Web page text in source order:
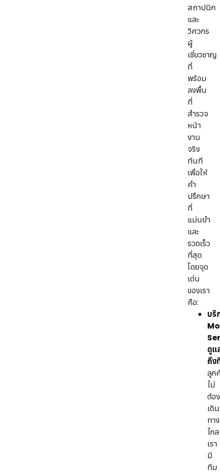
สถาปนิก
และ
วิศวกร
ผู้
เชี่ยวชาญ
ที่
พร้อม
ลงพื้น
ที่
สำรวจ
หน้า
งาน
จริง
ทันที
เพื่อให้
คำ
ปรึกษา
ที่
แม่นยำ
และ
รวดเร็ว
ที่สุด
โดยจุด
เด่น
ของเรา
คือ:
บริ
ดูแ
ถึง
ลูก
ไม่
ต้อง
เดิน
ทาง
ไกล
เรา
มี
ทีม